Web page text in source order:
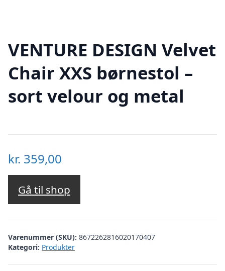
VENTURE DESIGN Velvet
Chair XXS børnestol –
sort velour og metal
kr. 359,00
Gå til shop
Varenummer (SKU): 8672262816020170407
Kategori: Produkter